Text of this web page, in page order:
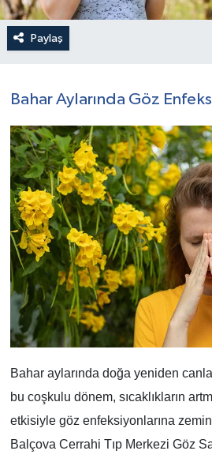
Paylaş
Bahar Aylarında Göz
Bahar aylarında doğa yeniden
bu coşkulu dönem, sıcaklıkların
etkisiyle göz enfeksiyonlarına
Balçova Cerrahi Tıp Merkezi Göz